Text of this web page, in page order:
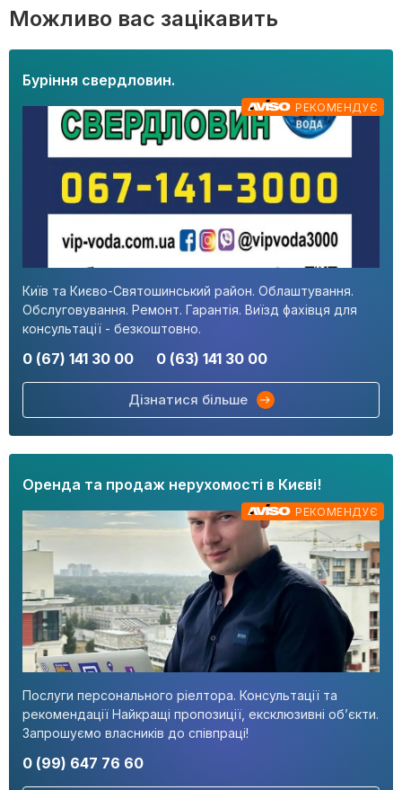
Можливо вас зацікавить
Київ та Києво-Святошинський район. Облаштування.
Обслуговування. Ремонт. Гарантія. Виїзд фахівця для
консультації - безкоштовно.
0 (67) 141 30 00 0 (63) 141 30 00
Дізнатися більше
Буріння свердловин.
РЕКОМЕНДУЄ
Послуги персонального ріелтора. Консультації та
рекомендації Найкращі пропозиції, ексклюзивні об’єкти.
Запрошуємо власників до співпраці!
0 (99) 647 76 60
Оренда та продаж нерухомості в Києві!
РЕКОМЕНДУЄ